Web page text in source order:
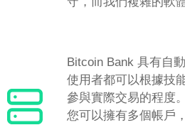
Bitcoin Bank 具有自
使用者都可以根據技
參與實際交易的程度
您可以擁有多個帳戶